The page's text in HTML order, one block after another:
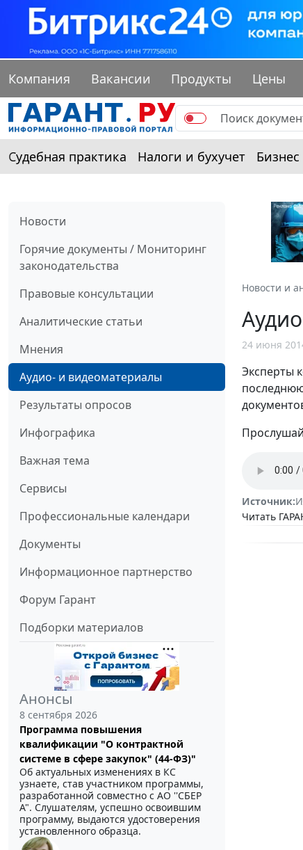
Компания Вакансии Продукты Цены
Судебная практика Налоги и бухучет Бизнес
Новости
Горячие документы / Мониторинг
законодательства
Правовые консультации
Аналитические статьи
Мнения
Аудио- и видеоматериалы
Результаты опросов
Инфографика
Важная тема
Сервисы
Профессиональные календари
Документы
Информационное партнерство
Форум Гарант
Подборки материалов
Анонсы
8 сентября 2026
Программа повышения
квалификации "О контрактной
системе в сфере закупок" (44-ФЗ)"
Об актуальных изменениях в КС
узнаете, став участником программы,
разработанной совместно с АО ''СБЕР
А". Слушателям, успешно освоившим
программу, выдаются удостоверения
установленного образца.
Новости и
24 июня
Эксперты
Источник:
Читать